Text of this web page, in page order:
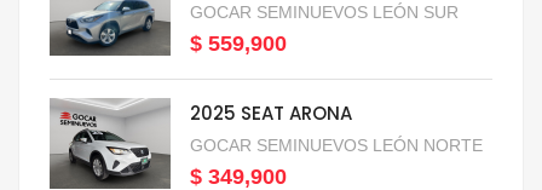
GOCAR SEMINUEVOS LEÓN SUR
$ 559,900
2025 SEAT ARONA
GOCAR SEMINUEVOS LEÓN NORTE
$ 349,900